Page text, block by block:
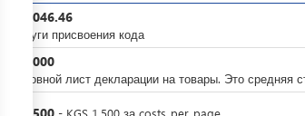
2,046.46
За услуги присвоения кода
3,000
За основной лист декларации на товары. Это средняя
- KGS 1,500 за costs_per_page